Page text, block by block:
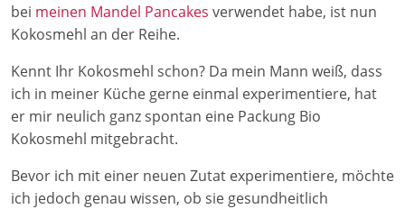
bei meinen Mandel Pancakes verwendet habe, ist nun
Kokosmehl an der Reihe.
Kennt Ihr Kokosmehl schon? Da mein Mann weiß, dass
ich in meiner Küche gerne einmal experimentiere, hat
er mir neulich ganz spontan eine Packung Bio
Kokosmehl mitgebracht.
Bevor ich mit einer neuen Zutat experimentiere, möchte
ich jedoch genau wissen, ob sie gesundheitlich